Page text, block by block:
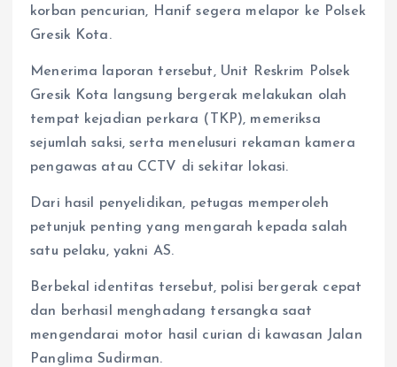
korban pencurian, Hanif segera melapor ke Polsek
Gresik Kota.
Menerima laporan tersebut, Unit Reskrim Polsek
Gresik Kota langsung bergerak melakukan olah
tempat kejadian perkara (TKP), memeriksa
sejumlah saksi, serta menelusuri rekaman kamera
pengawas atau CCTV di sekitar lokasi.
Dari hasil penyelidikan, petugas memperoleh
petunjuk penting yang mengarah kepada salah
satu pelaku, yakni AS.
Berbekal identitas tersebut, polisi bergerak cepat
dan berhasil menghadang tersangka saat
mengendarai motor hasil curian di kawasan Jalan
Panglima Sudirman.